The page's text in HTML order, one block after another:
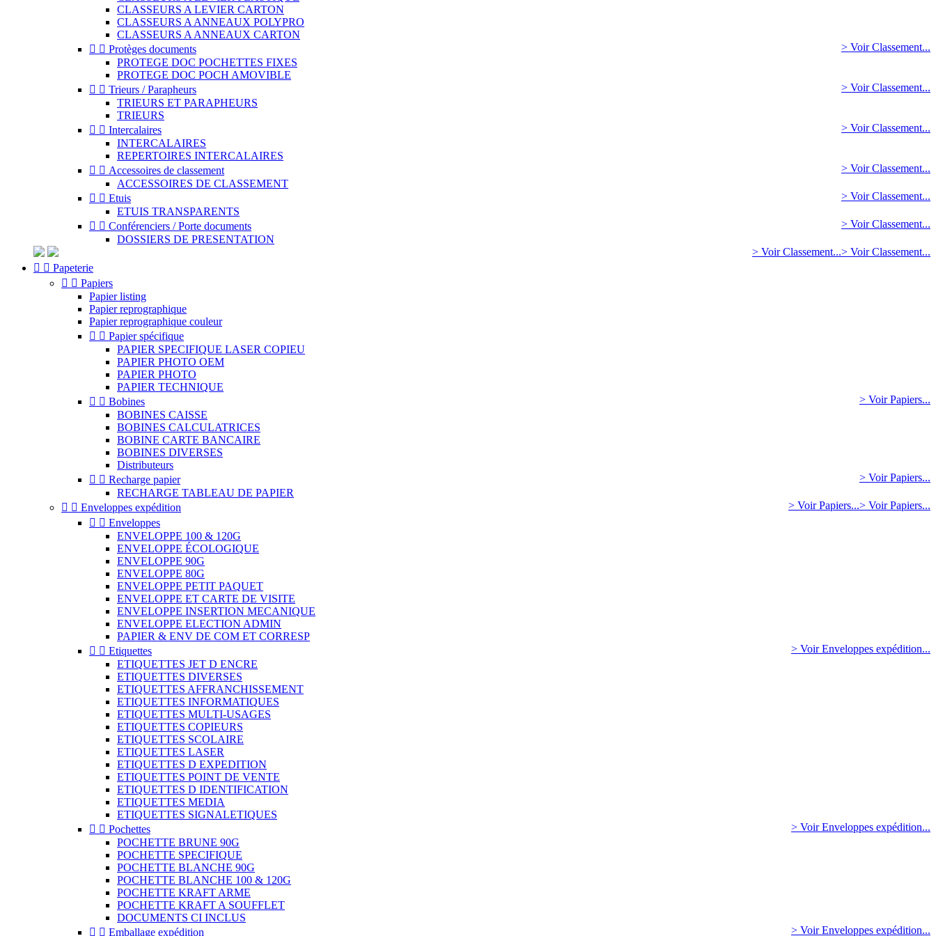
CLASSEURS A LEVIER CARTON
CLASSEURS A ANNEAUX POLYPRO
CLASSEURS A ANNEAUX CARTON
> Voir Classement...
  Protèges documents
PROTEGE DOC POCHETTES FIXES
PROTEGE DOC POCH AMOVIBLE
> Voir Classement...
  Trieurs / Parapheurs
TRIEURS ET PARAPHEURS
TRIEURS
> Voir Classement...
  Intercalaires
INTERCALAIRES
REPERTOIRES INTERCALAIRES
> Voir Classement...
  Accessoires de classement
ACCESSOIRES DE CLASSEMENT
> Voir Classement...
  Etuis
ETUIS TRANSPARENTS
> Voir Classement...
  Conférenciers / Porte documents
DOSSIERS DE PRESENTATION
> Voir Classement...
> Voir Classement...
  Papeterie
  Papiers
Papier listing
Papier reprographique
Papier reprographique couleur
  Papier spécifique
PAPIER SPECIFIQUE LASER COPIEU
PAPIER PHOTO OEM
PAPIER PHOTO
PAPIER TECHNIQUE
> Voir Papiers...
  Bobines
BOBINES CAISSE
BOBINES CALCULATRICES
BOBINE CARTE BANCAIRE
BOBINES DIVERSES
Distributeurs
> Voir Papiers...
  Recharge papier
RECHARGE TABLEAU DE PAPIER
> Voir Papiers...
> Voir Papiers...
  Enveloppes expédition
  Enveloppes
ENVELOPPE 100 & 120G
ENVELOPPE ÉCOLOGIQUE
ENVELOPPE 90G
ENVELOPPE 80G
ENVELOPPE PETIT PAQUET
ENVELOPPE ET CARTE DE VISITE
ENVELOPPE INSERTION MECANIQUE
ENVELOPPE ELECTION ADMIN
PAPIER & ENV DE COM ET CORRESP
> Voir Enveloppes expédition...
  Etiquettes
ETIQUETTES JET D ENCRE
ETIQUETTES DIVERSES
ETIQUETTES AFFRANCHISSEMENT
ETIQUETTES INFORMATIQUES
ETIQUETTES MULTI-USAGES
ETIQUETTES COPIEURS
ETIQUETTES SCOLAIRE
ETIQUETTES LASER
ETIQUETTES D EXPEDITION
ETIQUETTES POINT DE VENTE
ETIQUETTES D IDENTIFICATION
ETIQUETTES MEDIA
ETIQUETTES SIGNALETIQUES
> Voir Enveloppes expédition...
  Pochettes
POCHETTE BRUNE 90G
POCHETTE SPECIFIQUE
POCHETTE BLANCHE 90G
POCHETTE BLANCHE 100 & 120G
POCHETTE KRAFT ARME
POCHETTE KRAFT A SOUFFLET
DOCUMENTS CI INCLUS
> Voir Enveloppes expédition...
  Emballage expédition